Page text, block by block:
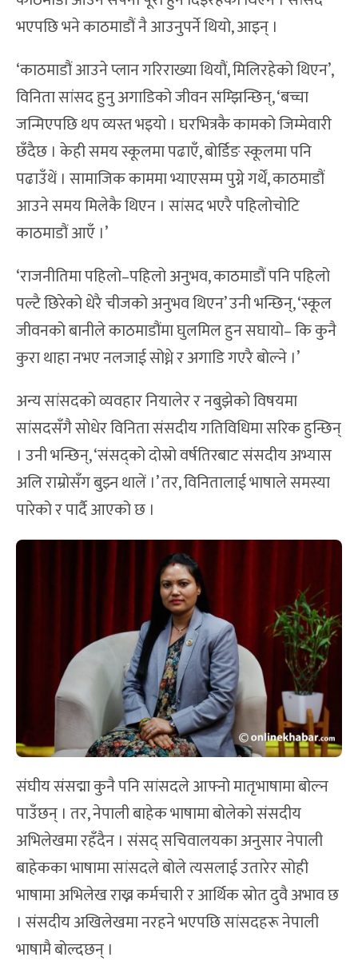
भएपछि भने काठमाडौं नै आउनुपर्ने थियो, आइन् ।
‘काठमाडौं आउने प्लान गरिराख्या थियौं, मिलिरहेको थिएन’,
विनिता सांसद हुनु अगाडिको जीवन सम्झिन्छिन्, ‘बच्चा
जन्मिएपछि थप व्यस्त भइयो । घरभित्रकै कामको जिम्मेवारी
छँदैछ । केही समय स्कूलमा पढाएँ, बोर्डिङ स्कूलमा पनि
पढाउँथें । सामाजिक काममा भ्याएसम्म पुग्ने गर्थें, काठमाडौं
आउने समय मिलेकै थिएन । सांसद भएरै पहिलोचोटि
काठमाडौं आएँ ।’
‘राजनीतिमा पहिलो–पहिलो अनुभव, काठमाडौं पनि पहिलो
पल्टै छिरेको धेरै चीजको अनुभव थिएन’ उनी भन्छिन्, ‘स्कूल
जीवनको बानीले काठमाडौंमा घुलमिल हुन सघायो– कि कुनै
कुरा थाहा नभए नलजाई सोध्ने र अगाडि गएरै बोल्ने ।’
अन्य सांसदको व्यवहार नियालेर र नबुझेको विषयमा
सांसदसँगै सोधेर विनिता संसदीय गतिविधिमा सरिक हुन्छिन्
। उनी भन्छिन्, ‘संसद्को दोस्रो वर्षतिरबाट संसदीय अभ्यास
अलि राम्रोसँग बुझ्न थालें ।’ तर, विनितालाई भाषाले समस्या
पारेको र पार्दै आएको छ ।
संघीय संसद्मा कुनै पनि सांसदले आफ्नो मातृभाषामा बोल्न
पाउँछन् । तर, नेपाली बाहेक भाषामा बोलेको संसदीय
अभिलेखमा रहँदैन । संसद् सचिवालयका अनुसार नेपाली
बाहेकका भाषामा सांसदले बोले त्यसलाई उतारेर सोही
भाषामा अभिलेख राख्न कर्मचारी र आर्थिक स्रोत दुवै अभाव छ
। संसदीय अखिलेखमा नरहने भएपछि सांसदहरू नेपाली
भाषामै बोल्दछन् ।